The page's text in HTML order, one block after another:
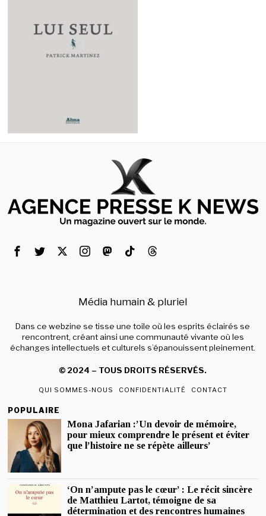
Média humain & pluriel
Dans ce webzine se tisse une toile où les esprits éclairés se
rencontrent, créant ainsi une communauté vivante où les
échanges intellectuels et culturels s’épanouissent pleinement.
© 2024 – TOUS DROITS RÉSERVÉS.
QUI SOMMES-NOUS CONFIDENTIALITÉ CONTACT
POPULAIRE
Mona Jafarian :’Un devoir de mémoire,
pour mieux comprendre le présent et éviter
que l’histoire ne se répète ailleurs’
‘On n’ampute pas le cœur’ : Le récit sincère
de Matthieu Lartot, témoigne de sa
détermination et des rencontres humaines